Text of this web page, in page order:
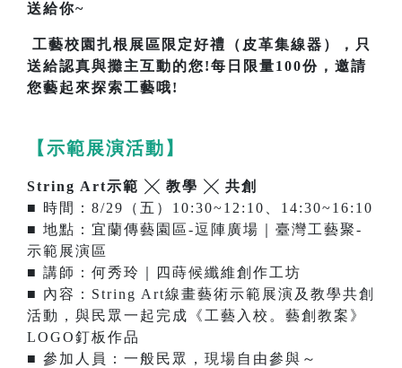
送給你~
工藝校園扎根展區限定好禮（皮革集線器），只
送給認真與攤主互動的您!每日限量100份，邀請
您藝起來探索工藝哦!
【示範展演活動】
String Art示範 ╳ 教學 ╳ 共創
■ 時間：8/29（五）10:30~12:10、14:30~16:10
■ 地點：宜蘭傳藝園區-逗陣廣場｜臺灣工藝聚-
示範展演區
■ 講師：何秀玲｜四蒔候纖維創作工坊
■ 內容：String Art線畫藝術示範展演及教學共創
活動，與民眾一起完成《工藝入校。藝創教案》
LOGO釘板作品
■ 參加人員：一般民眾，現場自由參與～